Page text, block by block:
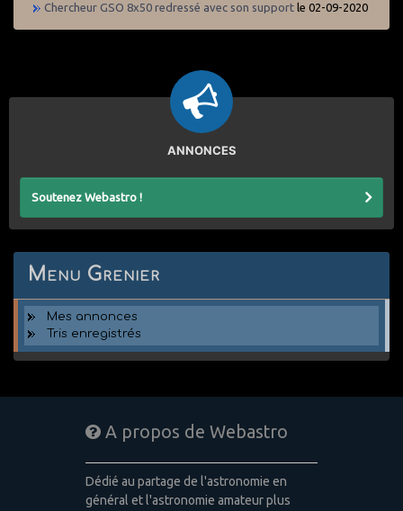
Chercheur GSO 8x50 redressé avec son support le 02-09-2020
ANNONCES
Soutenez Webastro !
Menu Grenier
Mes annonces
Tris enregistrés
A propos de Webastro
Dédié au partage de l'astronomie en
général et l'astronomie amateur plus